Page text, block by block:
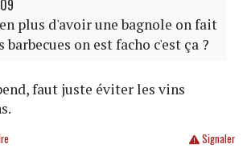
plus d'avoir une bagnole on fait
barbecues on est facho c'est ça ?
faut juste éviter les vins
Signaler